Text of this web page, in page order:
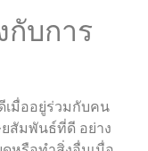
กับการ
มื่ออยู่ร่วมกับคน
สัมพันธ์ที่ดี อย่าง